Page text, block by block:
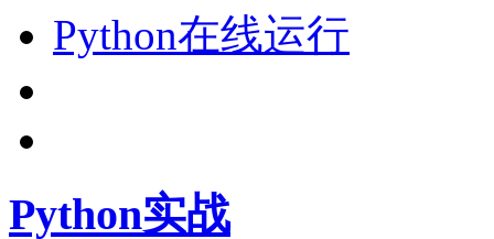
Python在线运行
Python实战